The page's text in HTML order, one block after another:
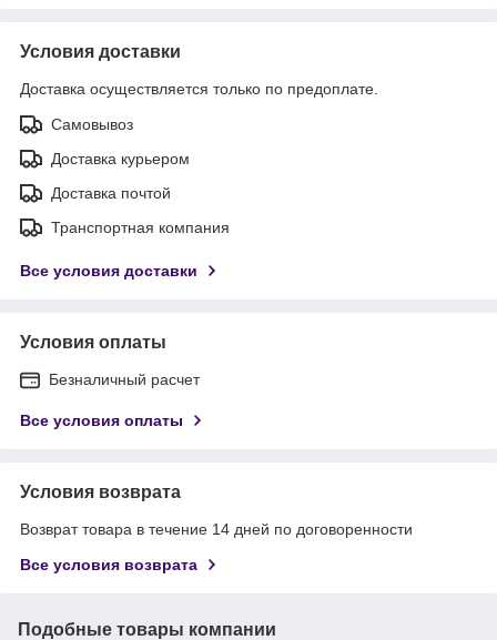
Условия доставки
Доставка осуществляется только по предоплате.
Самовывоз
Доставка курьером
Доставка почтой
Транспортная компания
Все условия доставки
Условия оплаты
Безналичный расчет
Все условия оплаты
Условия возврата
Возврат товара в течение 14 дней по договоренности
Все условия возврата
Подобные товары компании